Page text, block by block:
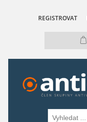
REGISTROVAT